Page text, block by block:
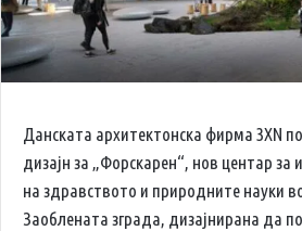
Данската архитектонска фирма 3XN
дизајн за „Форскарен“, нов центар за
на здравството и природните науки
Заоблената зграда, дизајнирана да